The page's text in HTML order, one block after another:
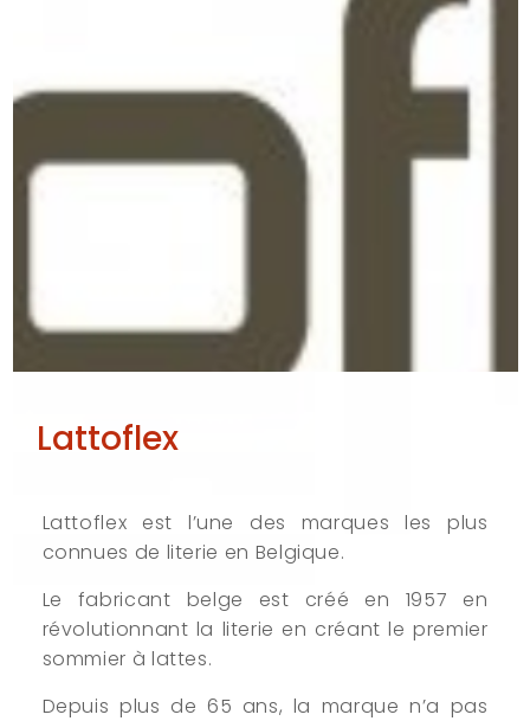
Lattoflex
Lattoflex est l’une des marques les plus
connues de literie en Belgique.
Le fabricant belge est créé en 1957 en
révolutionnant la literie en créant le premier
sommier à lattes.
Depuis plus de 65 ans, la marque n’a pas